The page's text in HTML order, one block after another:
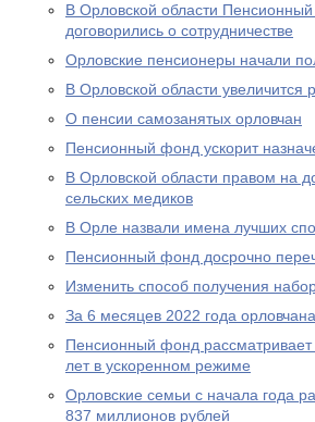
В Орловской области
договорились о сотрудничестве
Орловские пенсионеры начали
В Орловской области
О пенсии самозанятых орловчан
Пенсионный фонд ускорит
В Орловской области правом на
сельских медиков
В Орле назвали имена лучших
Пенсионный фонд досрочно
Изменить способ получения
За 6 месяцев 2022 года
Пенсионный фонд
лет в ускоренном режиме
Орловские семьи с начала года
837 миллионов рублей